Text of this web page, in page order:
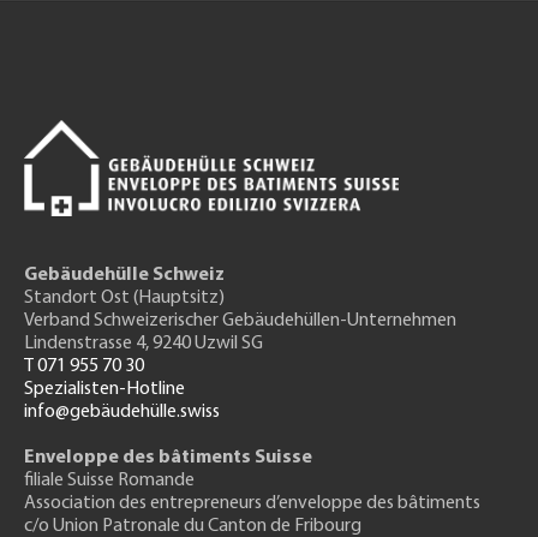
Gebäudehülle Schweiz
Standort Ost (Hauptsitz)
Verband Schweizerischer Gebäudehüllen-Unternehmen
Lindenstrasse 4, 9240 Uzwil SG
T 071 955 70 30
Spezialisten-Hotline
info@gebäudehülle.swiss
Enveloppe des bâtiments Suisse
filiale Suisse Romande
Association des entrepreneurs d’enveloppe des bâtiments
c/o Union Patronale du Canton de Fribourg